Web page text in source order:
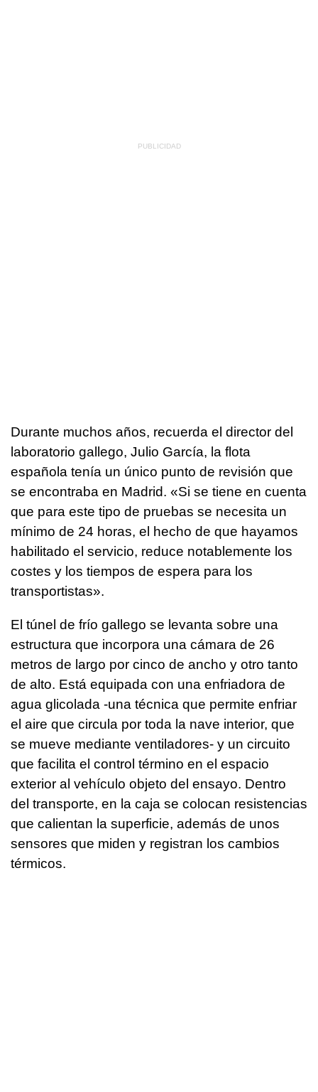
Durante muchos años, recuerda el director del
laboratorio gallego, Julio García, la flota
española tenía un único punto de revisión que
se encontraba en Madrid. «Si se tiene en cuenta
que para este tipo de pruebas se necesita un
mínimo de 24 horas, el hecho de que hayamos
habilitado el servicio, reduce notablemente los
costes y los tiempos de espera para los
transportistas».
El túnel de frío gallego se levanta sobre una
estructura que incorpora una cámara de 26
metros de largo por cinco de ancho y otro tanto
de alto. Está equipada con una enfriadora de
agua glicolada -una técnica que permite enfriar
el aire que circula por toda la nave interior, que
se mueve mediante ventiladores- y un circuito
que facilita el control término en el espacio
exterior al vehículo objeto del ensayo. Dentro
del transporte, en la caja se colocan resistencias
que calientan la superficie, además de unos
sensores que miden y registran los cambios
térmicos.